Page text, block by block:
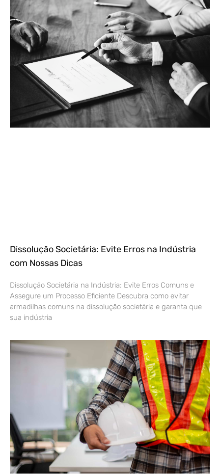
Dissolução Societária: Evite Erros na Indústria
com Nossas Dicas
Dissolução Societária na Indústria: Evite Erros Comuns e
Assegure um Processo Eficiente Descubra como evitar
armadilhas comuns na dissolução societária e garanta que
sua indústria